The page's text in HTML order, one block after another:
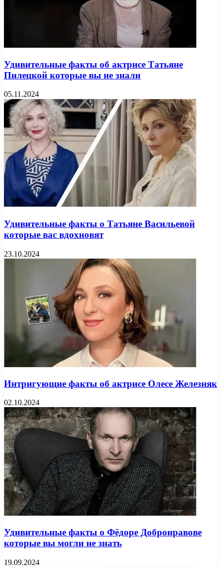
Удивительные факты об актрисе Татьяне
Пилецкой которые вы не знали
05.11.2024
Удивительные факты о Татьяне Васильевой
которые вас вдохновят
23.10.2024
Интригующие факты об актрисе Олесе Железняк
02.10.2024
Удивительные факты о Фёдоре Добронравове
которые вы могли не знать
19.09.2024